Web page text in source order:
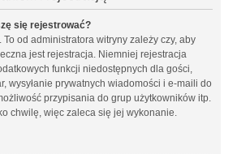
się rejestrować?
To od administratora witryny zależy czy, aby
jest rejestracja. Niemniej rejestracja
funkcji niedostępnych dla gości,
wysyłanie prywatnych wiadomości i e-maili do
przypisania do grup użytkowników itp.
chwilę, więc zaleca się jej wykonanie.